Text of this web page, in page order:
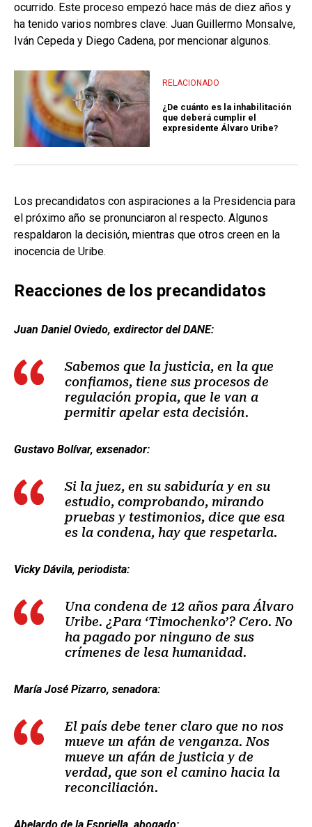
ocurrido. Este proceso empezó hace más de diez años y
ha tenido varios nombres clave: Juan Guillermo Monsalve,
Iván Cepeda y Diego Cadena, por mencionar algunos.
RELACIONADO
¿De cuánto es la inhabilitación
que deberá cumplir el
expresidente Álvaro Uribe?
Los precandidatos con aspiraciones a la Presidencia para
el próximo año se pronunciaron al respecto. Algunos
respaldaron la decisión, mientras que otros creen en la
inocencia de Uribe.
Reacciones de los precandidatos
Juan Daniel Oviedo, exdirector del DANE:
Sabemos que la justicia, en la que
confiamos, tiene sus procesos de
regulación propia, que le van a
permitir apelar esta decisión.
Gustavo Bolívar, exsenador:
Si la juez, en su sabiduría y en su
estudio, comprobando, mirando
pruebas y testimonios, dice que esa
es la condena, hay que respetarla.
Vicky Dávila, periodista:
Una condena de 12 años para Álvaro
Uribe. ¿Para ‘Timochenko’? Cero. No
ha pagado por ninguno de sus
crímenes de lesa humanidad.
María José Pizarro, senadora:
El país debe tener claro que no nos
mueve un afán de venganza. Nos
mueve un afán de justicia y de
verdad, que son el camino hacia la
reconciliación.